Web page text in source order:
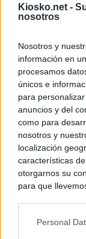
Kiosko.net -
nosotros
Nosotros y
información en
procesamos
únicos e
para
anuncios y del
como para
nosotros y
localización
características
otorgarnos su
para que
negar su
Personal